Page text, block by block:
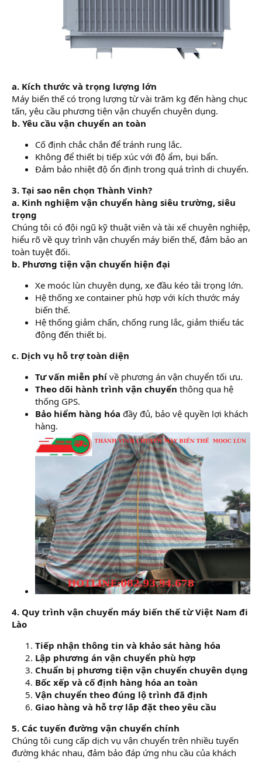
a. Kích thước và trọng lượng lớn
Máy biến thế có trọng lượng từ vài trăm kg đến hàng chục
tấn, yêu cầu phương tiện vận chuyển chuyên dụng.
b. Yêu cầu vận chuyển an toàn
Cố định chắc chắn để tránh rung lắc.
Không để thiết bị tiếp xúc với độ ẩm, bụi bẩn.
Đảm bảo nhiệt độ ổn định trong quá trình di chuyển.
3. Tại sao nên chọn Thành Vinh?
a. Kinh nghiệm vận chuyển hàng siêu trường, siêu
trọng
Chúng tôi có đội ngũ kỹ thuật viên và tài xế chuyên nghiệp,
hiểu rõ về quy trình vận chuyển máy biến thế, đảm bảo an
toàn tuyệt đối.
b. Phương tiện vận chuyển hiện đại
Xe moóc lùn chuyên dụng, xe đầu kéo tải trọng lớn.
Hệ thống xe container phù hợp với kích thước máy
biến thế.
Hệ thống giảm chấn, chống rung lắc, giảm thiểu tác
động đến thiết bị.
c. Dịch vụ hỗ trợ toàn diện
Tư vấn miễn phí về phương án vận chuyển tối ưu.
Theo dõi hành trình vận chuyển thông qua hệ
thống GPS.
Bảo hiểm hàng hóa đầy đủ, bảo vệ quyền lợi khách
hàng.
4. Quy trình vận chuyển máy biến thế từ Việt Nam đi
Lào
Tiếp nhận thông tin và khảo sát hàng hóa
Lập phương án vận chuyển phù hợp
Chuẩn bị phương tiện vận chuyển chuyên dụng
Bốc xếp và cố định hàng hóa an toàn
Vận chuyển theo đúng lộ trình đã định
Giao hàng và hỗ trợ lắp đặt theo yêu cầu
5. Các tuyến đường vận chuyển chính
Chúng tôi cung cấp dịch vụ vận chuyển trên nhiều tuyến
đường khác nhau, đảm bảo đáp ứng nhu cầu của khách